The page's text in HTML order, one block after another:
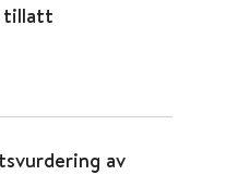
tillatt
av